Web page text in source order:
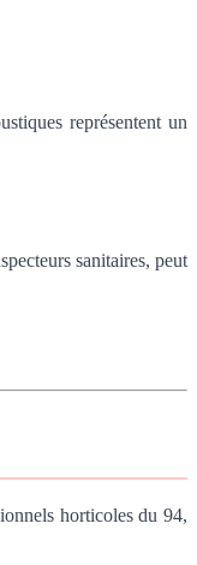
représentent un
sanitaires, peut
horticoles du 94,